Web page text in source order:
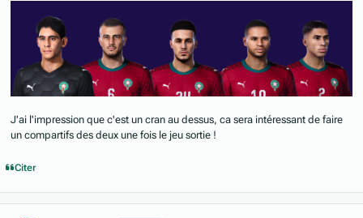
J'ai l'impression que c'est un cran au dessus, ca sera intéressant de faire
un compartifs des deux une fois le jeu sortie !
Citer